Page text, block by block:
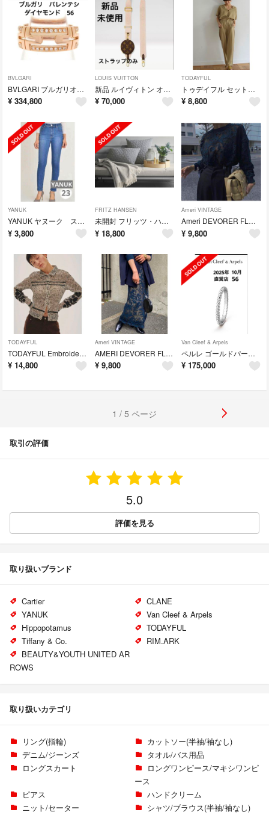
BVLGARI
BVLGARI ブルガリオープンパレンテシ ダイヤモンドリング 56
¥ 334,800
LOUIS VUITTON
新品 ルイヴィトン オンザゴーEW ショルダーストラップのみ
¥ 70,000
TODAYFUL
トゥデイフル セットアップ
¥ 8,800
YANUK
YANUK ヤヌーク スキニー PATRICIA
¥ 3,800
FRITZ HANSEN
未開封 フリッツ・ハンセン クラシックスロー
¥ 18,800
Ameri VINTAGE
Ameri DEVORER FLOWER SHEER TOP
¥ 9,800
TODAYFUL
TODAYFUL Embroidery Mesh Shirts
¥ 14,800
Ameri VINTAGE
AMERI DEVORER FLOWER SHEER SKIRT
¥ 9,800
Van Cleef & Arpels
ペルレ ゴールドパール リング スモールモデル
¥ 175,000
1 / 5 ページ
取引の評価
5.0
評価を見る
取り扱いブランド
Cartier
CLANE
YANUK
Van Cleef & Arpels
Hippopotamus
TODAYFUL
Tiffany & Co.
RIM.ARK
BEAUTY&YOUTH UNITED AR
ROWS
取り扱いカテゴリ
リング(指輪)
カットソー(半袖/袖なし)
デニム/ジーンズ
タオル/バス用品
ロングスカート
ロングワンピース/マキシワンピ
ース
ピアス
ハンドクリーム
ニット/セーター
シャツ/ブラウス(半袖/袖なし)